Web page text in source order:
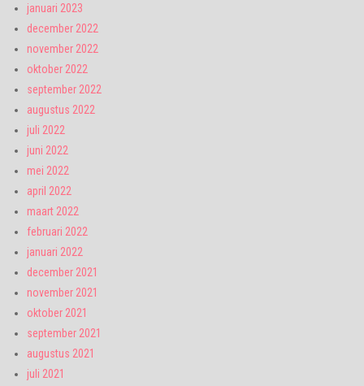
januari 2023
december 2022
november 2022
oktober 2022
september 2022
augustus 2022
juli 2022
juni 2022
mei 2022
april 2022
maart 2022
februari 2022
januari 2022
december 2021
november 2021
oktober 2021
september 2021
augustus 2021
juli 2021